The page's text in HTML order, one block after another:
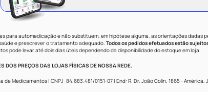
para automedicação e não substituem, em hipótese alguma, as orientações dadas
e prescrever o tratamento adequado. Todos os pedidos efetuados estão
pode levar até dois dias úteis dependendo da disponibilidade do estoque em loja.
DOS PREÇOS DAS LOJAS FÍSICAS DE NOSSA REDE.
de Medicamentos | CNPJ: 84.683.481/0151-07 | End: R. Dr. João Colin, 1865 -